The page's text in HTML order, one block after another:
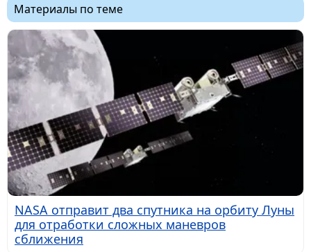
Материалы по теме
NASA отправит два спутника на орбиту Луны
для отработки сложных маневров
сближения